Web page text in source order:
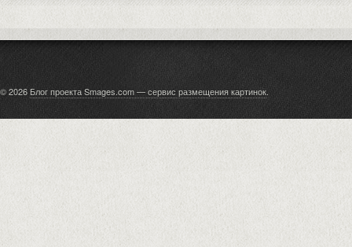
© 2026 Блог проекта Smages.com — сервис размещения картинок.